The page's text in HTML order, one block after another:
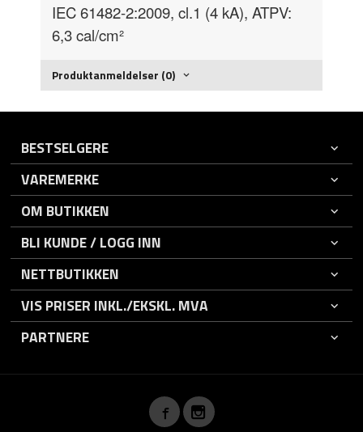
IEC 61482-2:2009, cl.1 (4 kA), ATPV:
6,3 cal/cm²
Produktanmeldelser (0)
BESTSELGERE
VAREMERKE
OM BUTIKKEN
BLI KUNDE / LOGG INN
NETTBUTIKKEN
VIS PRISER INKL./EKSKL. MVA
PARTNERE